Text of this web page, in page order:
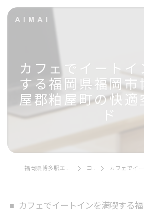
カフェでイートイ
する福岡県福岡市
屋郡粕屋町の快
ド
福岡県博多駅エリアのカフェならAIMAI コラム カフェでイートインを満喫
カフェでイートインを満喫する